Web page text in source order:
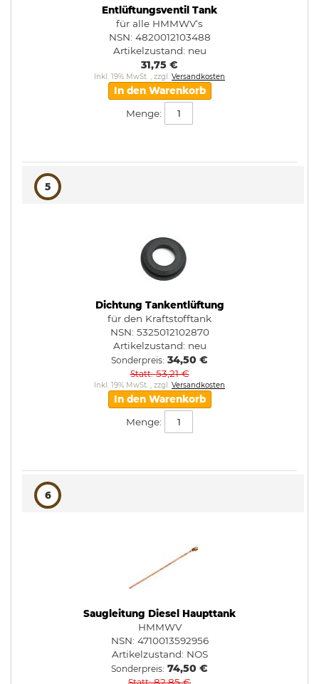
Entlüftungsventil Tank
für alle HMMWV‘s
NSN: 4820012103488
Artikelzustand: neu
31,75 €
Inkl. 19% MwSt. , zzgl. Versandkosten
In den Warenkorb
Menge:
5
Dichtung Tankentlüftung
für den Kraftstofftank
NSN: 5325012102870
Artikelzustand: neu
Sonderpreis 34,50 €
Statt 53,21 €
Inkl. 19% MwSt. , zzgl. Versandkosten
In den Warenkorb
Menge:
6
Saugleitung Diesel Haupttank
HMMWV
NSN: 4710013592956
Artikelzustand: NOS
Sonderpreis 74,50 €